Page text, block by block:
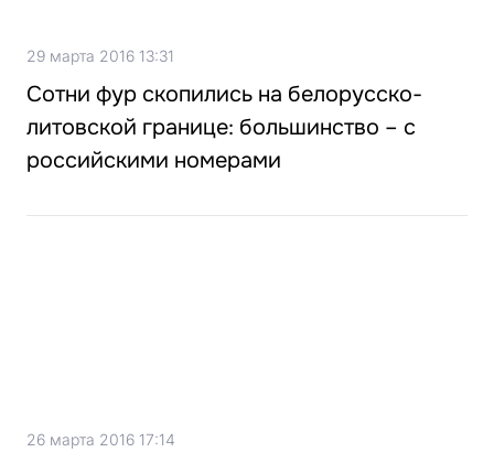
29 марта 2016 13:31
Сотни фур скопились на белорусско-
литовской границе: большинство – с
российскими номерами
26 марта 2016 17:14